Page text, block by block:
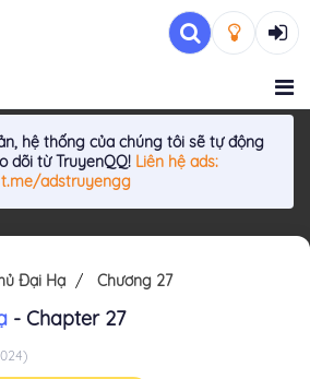
hệ thống của chúng tôi sẽ tự động
dõi từ TruyenQQ! Liên hệ ads:
t.me/adstruyengg
Đại Hạ Chương 27
- Chapter 27